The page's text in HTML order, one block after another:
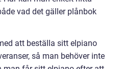
vad det gäller plånbok
att beställa sitt elpiano
så man behöver inte